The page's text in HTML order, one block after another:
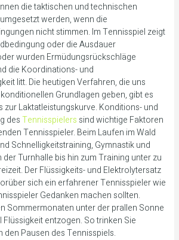
die taktischen und technischen
werden, wenn die
nicht stimmen. Im Tennisspiel zeigt
oder die Ausdauer
wurden Ermüdungsrückschläge
die Koordinations- und
litt. Die heutigen Verfahren, die uns
Grundlagen geben, gibt es
zur Laktatleistungskurve. Konditions- und
desTennisspielers sind wichtige Faktoren
Tennisspieler. Beim Laufen im Wald
Schnelligkeitstraining, Gymnastik und
Turnhalle bis hin zum Training unter zu
Der Flüssigkeits- und Elektrolytersatz
sich ein erfahrener Tennisspieler wie
Gedanken machen sollten.
Sommermonaten unter der prallen Sonne
entzogen. So trinken Sie
den Pausen des Tennisspiels.